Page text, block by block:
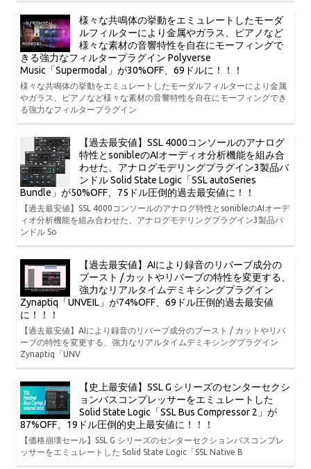
様々な共鳴体の挙動をエミュレートしたモーダ
ルフィルターにより金属やガラス、ピアノなど
様々な素材の音響特性を自在にモーフィングで
きる強力なフィルタープラグイン Polyverse
Music「Supermodal」が30%OFF、69ドルに！！！
様々な共鳴体の挙動をエミュレートしたモーダルフィルターにより金属
やガラス、ピアノなど様々な素材の音響特性を自在にモーフィングでき
る強力なフィルタープラグイン
【過去最安値】SSL 4000コンソールのアナログ
特性とsonibleのAIオーディオ分析機能を組み合
わせた、アナログモデリングプラグイン3製品バ
ンドル Solid State Logic「SSL autoSeries
Bundle」が50%OFF、75ドル圧倒的過去最安値に！！
【過去最安値】SSL 4000コンソールのアナログ特性とsonibleのAIオーデ
ィオ分析機能を組み合わせた、アナログモデリングプラグイン3製品バ
ンドル So
【過去最安値】AIにより録音のリバーブ成分の
ブースト / カットやリバーブの特性を変更する、
強力なリアルタイムデミキシングプラグイン
Zynaptiq「UNVEIL」が74%OFF、69ドル圧倒的過去最安値
に！！！
【過去最安値】AIにより録音のリバーブ成分のブースト / カットやリバ
ーブの特性を変更する、強力なリアルタイムデミキシングプラグイン
Zynaptiq「UNV
【史上最安値】SSL G シリーズのセンターセクシ
ョンバスコンプレッサーをエミュレートした
Solid State Logic「SSL Bus Compressor 2」が
87%OFF、19ドル圧倒的史上最安値に！！！
【価格崩壊セール】SSL G シリーズのセンターセクションバスコンプレ
ッサーをエミュレートした Solid State Logic「SSL Native B